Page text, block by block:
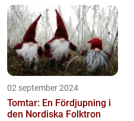
02 september 2024
Tomtar: En Fördjupning i
den Nordiska Folktron